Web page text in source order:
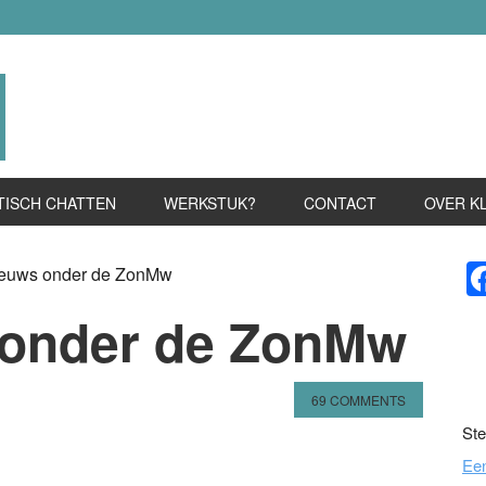
CHATTEN WERKSTUK? CONTACT OVER
onder de ZonMw
de ZonMw
69 COMMENTS